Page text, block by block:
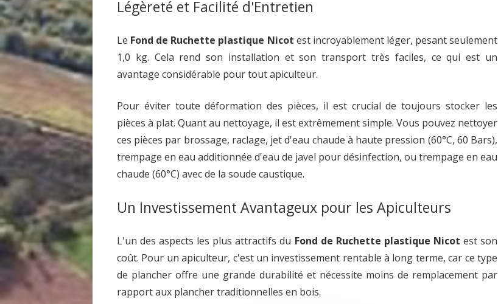
Légèreté et Facilité d'Entretien
Le Fond de Ruchette plastique Nicot est incroyablement léger, pesant seulement
1,0 kg. Cela rend son installation et son transport très faciles, ce qui est un
avantage considérable pour tout apiculteur.
Pour éviter toute déformation des pièces, il est crucial de toujours stocker les
pièces à plat. Quant au nettoyage, il est extrêmement simple. Vous pouvez nettoyer
ces pièces par brossage, raclage, jet d'eau chaude à haute pression (60°C, 60 Bars),
trempage en eau additionnée d'eau de javel pour désinfection, ou trempage en eau
chaude (60°C) avec de la soude caustique.
Un Investissement Avantageux pour les Apiculteurs
L'un des aspects les plus attractifs du Fond de Ruchette plastique Nicot est son
coût. Pour un apiculteur, c'est un investissement rentable à long terme, car ce type
de plancher offre une grande durabilité et nécessite moins de remplacement par
rapport aux plancher traditionnelles en bois.